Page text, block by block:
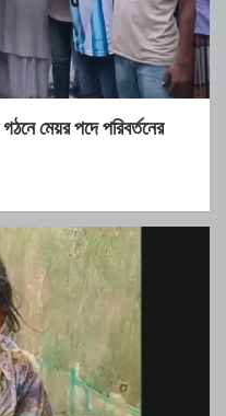
মেয়র পদে পরিবর্তনের